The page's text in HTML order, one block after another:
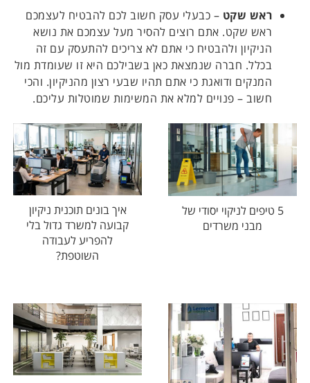
ראש שקט – כבעלי עסק חשוב לכם להבטיח לעצמכם
ראש שקט. אתם רוצים להסיר מעל עצמכם את נושא
הניקיון ולהבטיח כי אתם לא צריכים להתעסק עם זה
בכלל. חברה שנמצאת כאן בשבילכם היא זו שעומדת מול
המנקים ודואגת כי אתם תהיו שבעי רצון מהניקיון. והכי
חשוב – פנויים למלא את המשימות שמוטלות עליכם.
5 טיפים לניקוי יסודי של
מבני משרדים
איך בונים תוכנית ניקיון
קבועה למשרד גדול בלי
להפריע לעבודה
השוטפת?